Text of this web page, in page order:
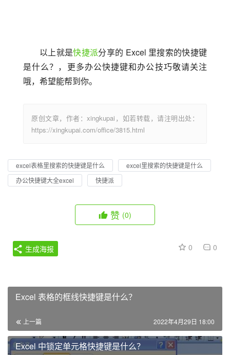
以上就是快捷派分享的 Excel 里搜索的快捷键
是什么？，更多办公快捷键和办公技巧敬请关注
哦，希望能帮到你。
原创文章，作者：xingkupai，如若转载，请注明出处：
https://xingkupai.com/office/3815.html
excel表格里搜索的快捷键是什么
excel里搜索的快捷键是什么
办公快捷键大全excel
快捷派
赞 (0)
0 0
生成海报
Excel 表格的框线快捷键是什么？
上一篇 2022年4月29日 18:00
Excel 中锁定单元格快捷键是什么？